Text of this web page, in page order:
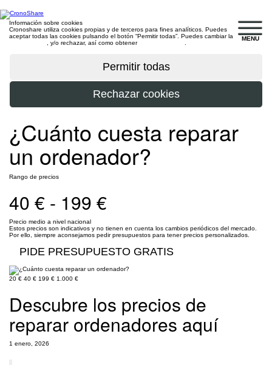
MENU
Información sobre cookies
Cronoshare utiliza cookies propias y de terceros para fines analíticos. Puedes
aceptar todas las cookies pulsando el botón “Permitir todas”. Puedes cambiar la
, y/o rechazar, así como obtener
¿Cuánto cuesta reparar
un ordenador?
Rango de precios
40 € - 199 €
Precio medio a nivel nacional
Estos precios son indicativos y no tienen en cuenta los cambios periódicos del mercado.
Por ello, siempre aconsejamos pedir presupuestos para tener precios personalizados.
PIDE PRESUPUESTO GRATIS
20 € 40 € 199 € 1.000 €
Descubre los precios de
reparar ordenadores aquí
1 enero, 2026